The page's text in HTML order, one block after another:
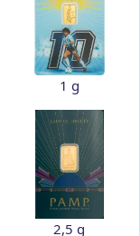
1 g
2,5 g